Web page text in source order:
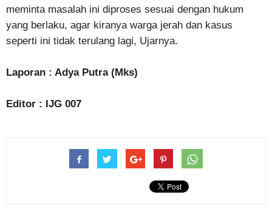
meminta masalah ini diproses sesuai dengan hukum
yang berlaku, agar kiranya warga jerah dan kasus
seperti ini tidak terulang lagi, Ujarnya.
Laporan : Adya Putra (Mks)
Editor : IJG 007